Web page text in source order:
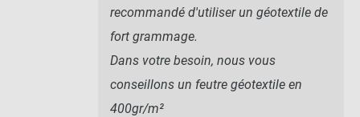
recommandé d'utiliser un géotextile de
fort grammage.
Dans votre besoin, nous vous
conseillons un feutre géotextile en
400gr/m²